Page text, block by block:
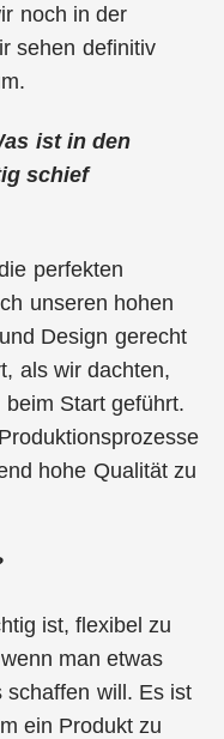
noch in der
sehen definitiv
ist in den
schief
perfekten
unseren hohen
Design gerecht
als wir dachten,
Start geführt.
hohe Qualität zu
ist, flexibel zu
man etwas
schaffen will. Es ist
ein Produkt zu